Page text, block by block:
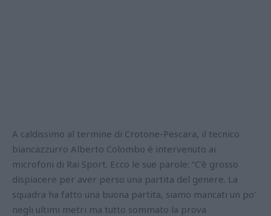
A caldissimo al termine di Crotone-Pescara, il tecnico
biancazzurro Alberto Colombo è intervenuto ai
microfoni di Rai Sport. Ecco le sue parole: “C'è grosso
dispiacere per aver perso una partita del genere. La
squadra ha fatto una buona partita, siamo mancati un po'
negli ultimi metri ma tutto sommato la prova